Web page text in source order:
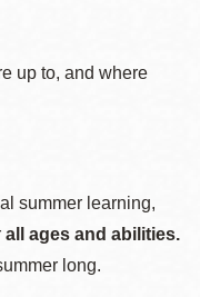
up to, and where
summer learning,
all ages and abilities.
long.